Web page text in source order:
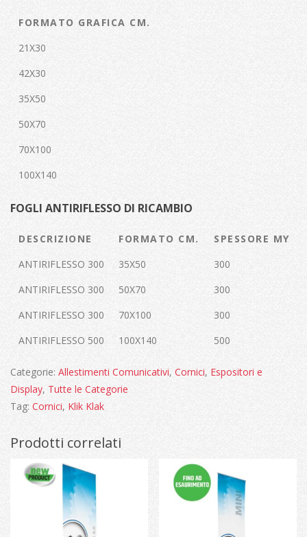
FORMATO GRAFICA CM.
21X30
42X30
35X50
50X70
70X100
100X140
FOGLI ANTIRIFLESSO DI RICAMBIO
DESCRIZIONE FORMATO CM.
SPESSORE MY
ANTIRIFLESSO 300
35X50
300
ANTIRIFLESSO 300
50X70
300
ANTIRIFLESSO 300
70X100
300
ANTIRIFLESSO 500
100X140 500
Categorie: Allestimenti Comunicativi, Cornici, Espositori e
Display, Tutte le Categorie
Tag: Cornici, Klik Klak
Prodotti correlati